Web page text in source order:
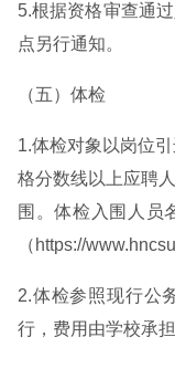
5.根据资格审查通
点另行通知。
（五）体检
1.体检对象以岗位
格分数线以上应聘
围。体检入围人员
（https://
2.体检参照现行公
行，费用由学校承